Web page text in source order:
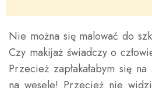
Nie można się malować do
Czy makijaż świadczy o
Przecież zapłakałabym się
na wesele! Przecież nie